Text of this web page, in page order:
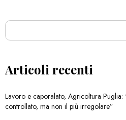
Articoli recenti
Lavoro e caporalato, Agricoltura Puglia:
controllato, ma non il più irregolare”